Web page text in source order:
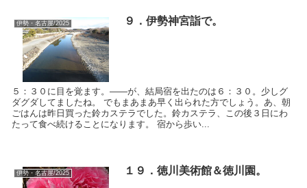
伊勢・名古屋/2025 ９．伊勢神宮詣で。
５：３０に目を覚ます。――が、結局宿を出たのは６：３０。少しグ
ダグダしてましたね。 でもまあまあ早く出られた方でしょう。あ、朝
ごはんは昨日買った鈴カステラでした。鈴カステラ、この後３日にわ
たって食べ続けることになります。 宿から歩い...
伊勢・名古屋/2025 １９．徳川美術館＆徳川園。